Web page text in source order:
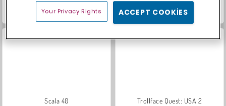
Masha and the Bear: Meadows Royal Story
Scala 40 Trollface Quest: USA 2
Your Privacy Rights ACCEPT COOKIES